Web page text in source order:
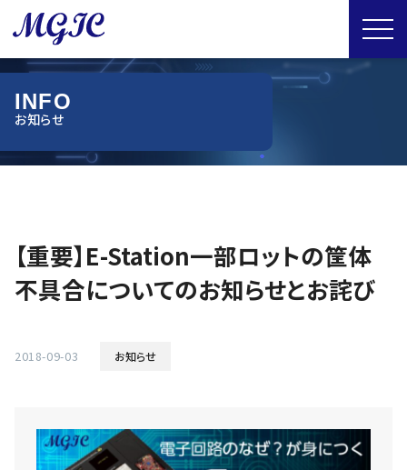
INFO
【重要】E-Station一部ロットの筐体
不具合についてのお知らせとお詫び
2018-09-03 お知らせ